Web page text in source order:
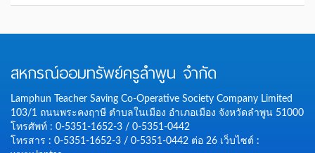
สหกรณ์ออมทรัพย์ครูลำพูน จำกัด
Lamphun Teacher Saving Co-Operative Society Company Limited
103/1 ถนนพระคงฤาษี ตำบลในเมือง อำเภอเมือง จังหวัดลำพูน 51000
โทรศัพท์ : 0-5351-1652-3 / 0-5351-0442
โทรสาร : 0-5351-1652-3 / 0-5351-0442 ต่อ 26 เว็บไซต์ :